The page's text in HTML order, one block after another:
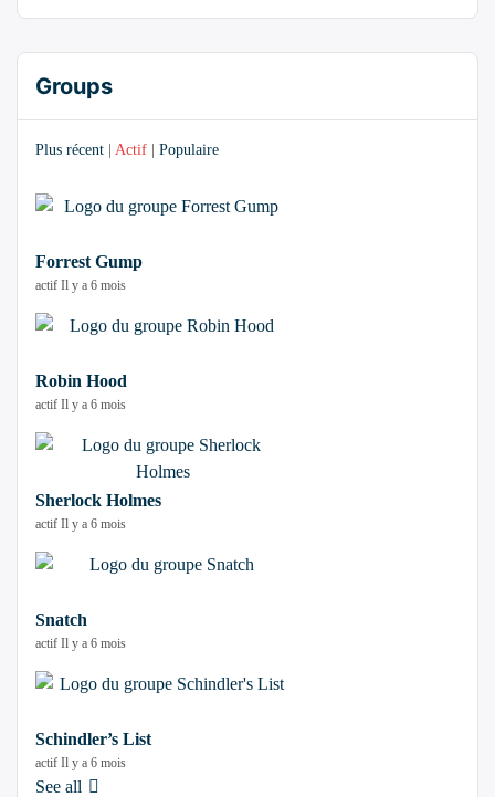
Groups
Plus récent Actif Populaire
Forrest Gump
actif Il y a 6 mois
Robin Hood
actif Il y a 6 mois
Sherlock Holmes
actif Il y a 6 mois
Snatch
actif Il y a 6 mois
Schindler’s List
actif Il y a 6 mois
See all